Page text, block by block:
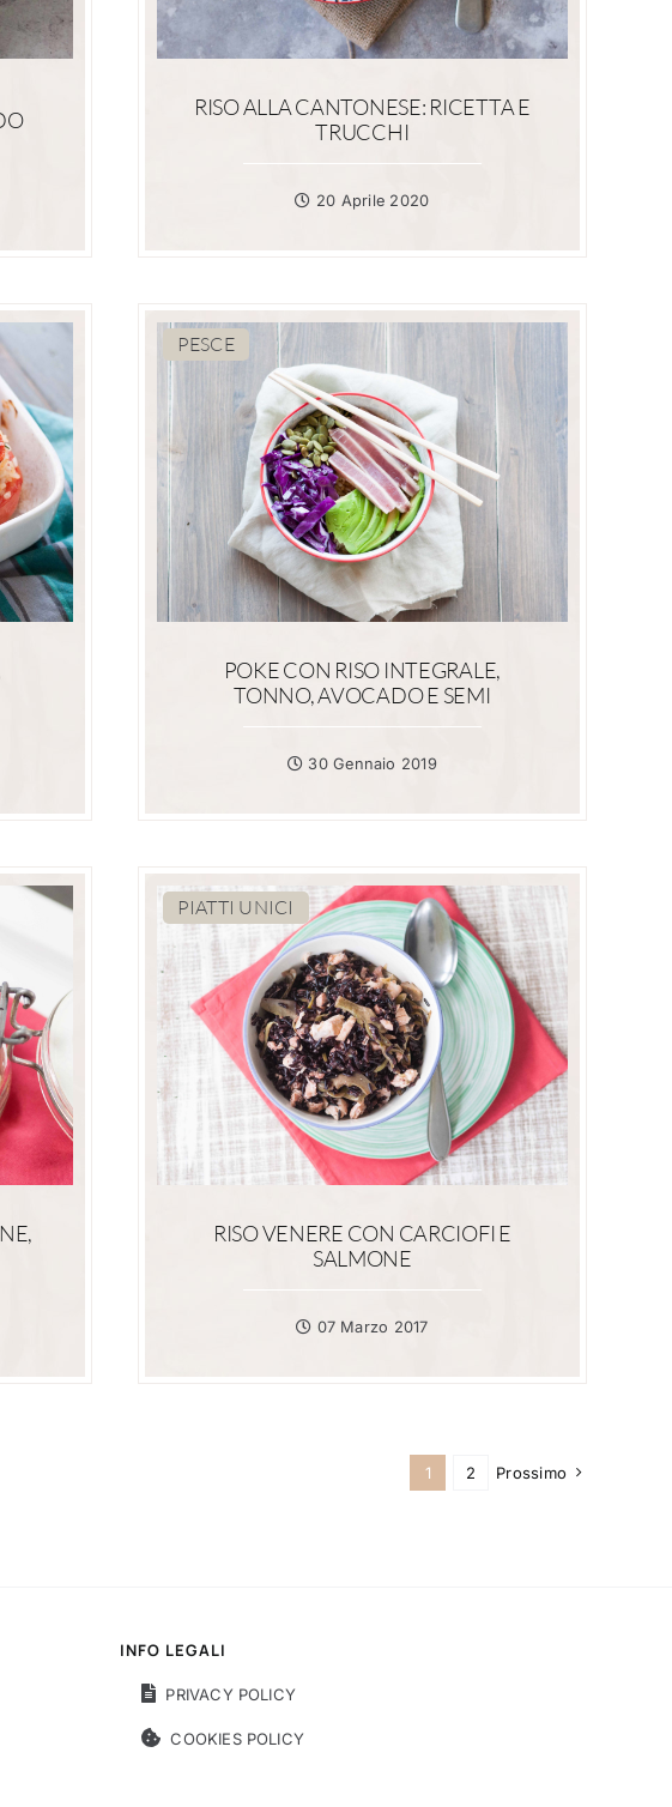
RISO ALLA CANTONESE: RICETTA E
TRUCCHI
20 Aprile 2020
PESCE
POKE CON RISO INTEGRALE,
TONNO, AVOCADO E SEMI
30 Gennaio 2019
PIATTI UNICI
RISO VENERE CON CARCIOFI E
SALMONE
07 Marzo 2017
1 2 Prossimo
INFO LEGALI
PRIVACY POLICY
COOKIES POLICY